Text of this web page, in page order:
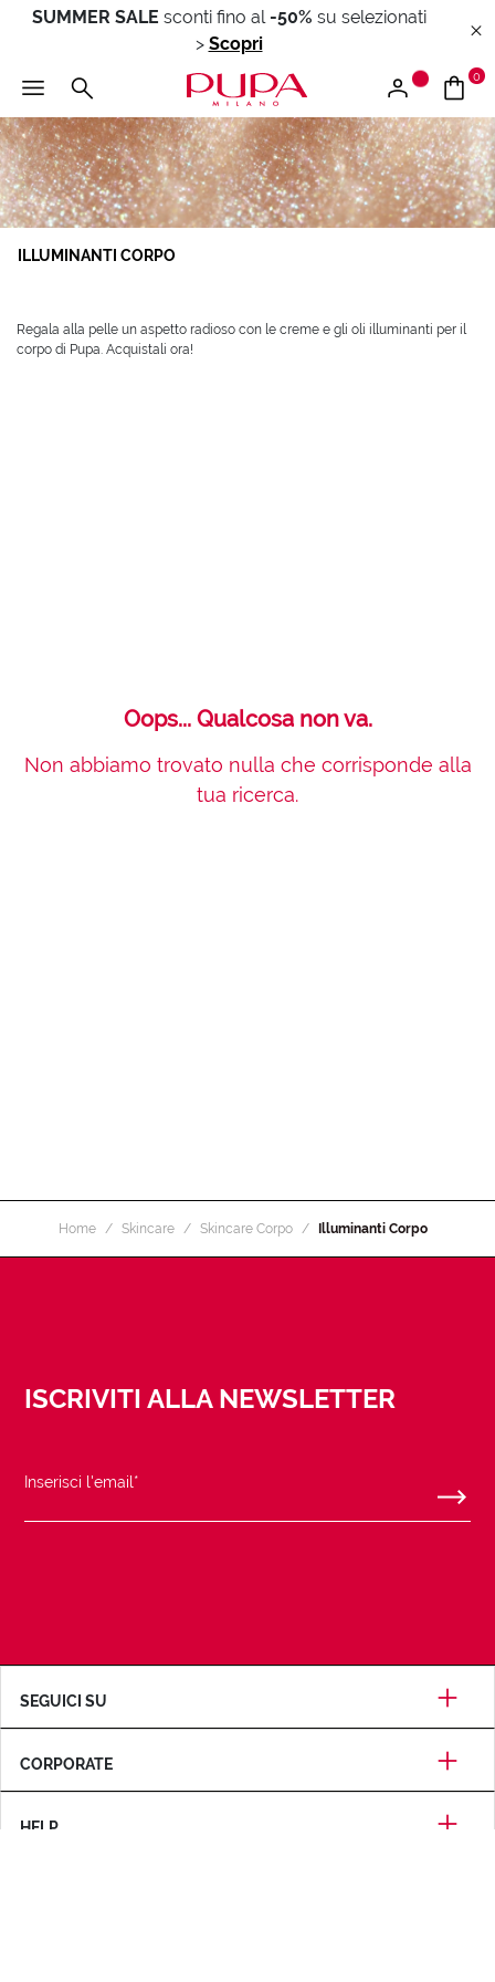
SUMMER SALE sconti fino al -50% su selezionati
> Scopri
0
ILLUMINANTI CORPO
Regala alla pelle un aspetto radioso con le creme e gli oli illuminanti per il
corpo di Pupa. Acquistali ora!
Oops... Qualcosa non va.
Non abbiamo trovato nulla che corrisponde alla
tua ricerca.
Home Skincare Skincare Corpo Illuminanti Corpo
ISCRIVITI ALLA NEWSLETTER
SEGUICI SU
CORPORATE
HELP